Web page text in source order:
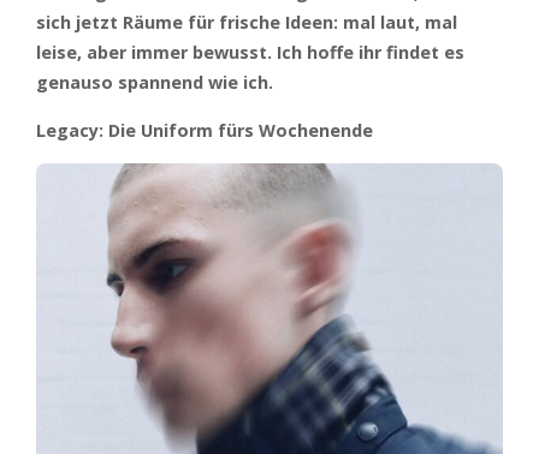
sich jetzt Räume für frische Ideen: mal laut, mal
leise, aber immer bewusst. Ich hoffe ihr findet es
genauso spannend wie ich.
Legacy: Die Uniform fürs Wochenende